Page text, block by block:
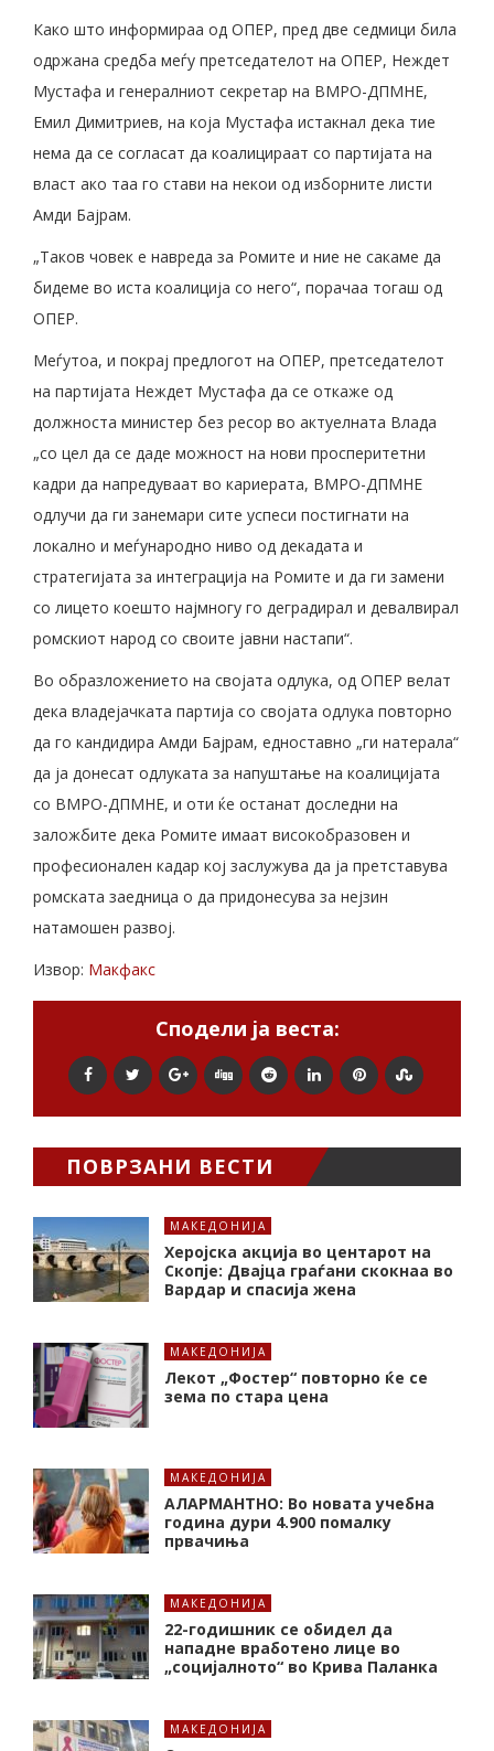
Како што информираа од ОПЕР, пред две седмици била
одржана средба меѓу претседателот на ОПЕР, Неждет
Мустафа и генералниот секретар на ВМРО-ДПМНЕ,
Емил Димитриев, на која Мустафа истакнал дека тие
нема да се согласат да коалицираат со партијата на
власт ако таа го стави на некои од изборните листи
Амди Бајрам.
„Таков човек е навреда за Ромите и ние не сакаме да
бидеме во иста коалиција со него“, порачаа тогаш од
ОПЕР.
Меѓутоа, и покрај предлогот на ОПЕР, претседателот
на партијата Неждет Мустафа да се откаже од
должноста министер без ресор во актуелната Влада
„со цел да се даде можност на нови просперитетни
кадри да напредуваат во кариерата, ВМРО-ДПМНЕ
одлучи да ги занемари сите успеси постигнати на
локално и меѓународно ниво од декадата и
стратегијата за интеграција на Ромите и да ги замени
со лицето коешто најмногу го деградирал и девалвирал
ромскиот народ со своите јавни настапи“.
Во образложението на својата одлука, од ОПЕР велат
дека владејачката партија со својата одлука повторно
да го кандидира Амди Бајрам, едноставно „ги натерала“
да ја донесат одлуката за напуштање на коалицијата
со ВМРО-ДПМНЕ, и оти ќе останат доследни на
заложбите дека Ромите имаат високобразовен и
професионален кадар кој заслужува да ја претставува
ромската заедница о да придонесува за нејзин
натамошен развој.
Извор: Макфакс
Сподели ја веста:
ПОВРЗАНИ ВЕСТИ
МАКЕДОНИЈА
Херојска акција во центарот на
Скопје: Двајца граѓани скокнаа во
Вардар и спасија жена
МАКЕДОНИЈА
Лекот „Фостер“ повторно ќе се
зема по стара цена
МАКЕДОНИЈА
АЛАРМАНТНО: Во новата учебна
година дури 4.900 помалку
првачиња
МАКЕДОНИЈА
22-годишник се обидел да
нападне вработено лице во
„социјалното“ во Крива Паланка
МАКЕДОНИЈА